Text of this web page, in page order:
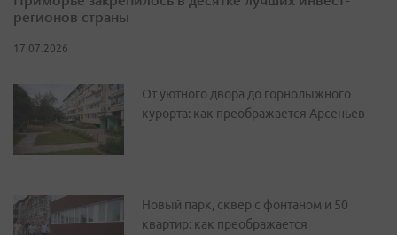
регионов страны
17.07.2026
От уютного двора до горнолыжного
курорта: как преображается Арсеньев
Новый парк, сквер с фонтаном и 50
квартир: как преображается